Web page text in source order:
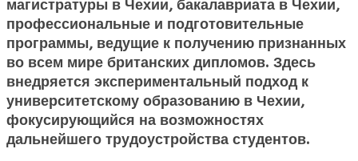
магистратуры в Чехии, бакалавриата в Чехии,
профессиональные и подготовительные
программы, ведущие к получению признанных
во всем мире британских дипломов. Здесь
внедряется экспериментальный подход к
университетскому образованию в Чехии,
фокусирующийся на возможностях
дальнейшего трудоустройства студентов.